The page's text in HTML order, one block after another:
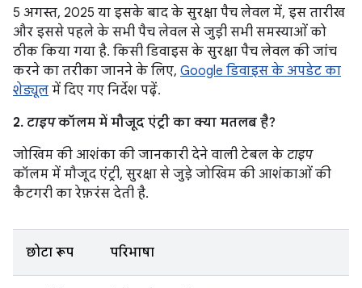
5 अगस्त, 2025 या इसके बाद के सुरक्षा पैच लेवल में, इस तारीख
और इससे पहले के सभी पैच लेवल से जुड़ी सभी समस्याओं को
ठीक किया गया है. किसी डिवाइस के सुरक्षा पैच लेवल की जांच
करने का तरीका जानने के लिए, Google डिवाइस के अपडेट का
शेड्यूल में दिए गए निर्देश पढ़ें.
2. टाइपकॉलम में मौजूद एंट्री का क्या मतलब है?
जोखिम की आशंका की जानकारी देने वाली टेबल के टाइप
कॉलम में मौजूद एंट्री, सुरक्षा से जुड़े जोखिम की आशंकाओं की
कैटगरी का रेफ़रंस देती है.
छोटा रूप परिभाषा